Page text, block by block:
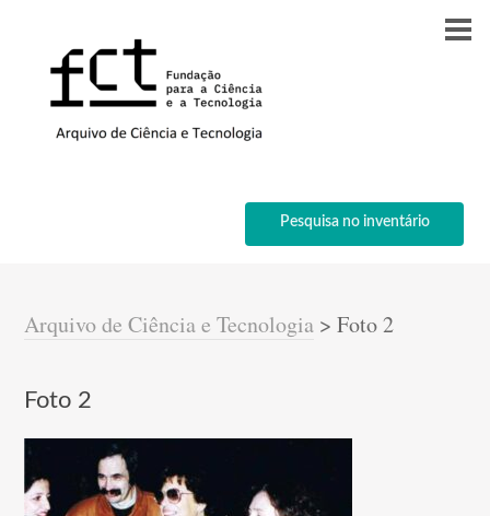
Pesquisa no inventário
Arquivo de Ciência e Tecnologia >Foto 2
Foto 2